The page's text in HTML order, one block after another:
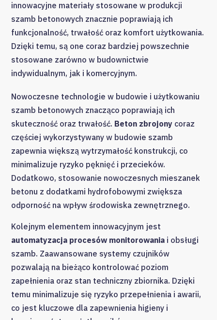
innowacyjne materiały stosowane w produkcji
szamb betonowych znacznie poprawiają ich
funkcjonalność, trwałość oraz komfort użytkowania.
Dzięki temu, są one coraz bardziej powszechnie
stosowane zarówno w budownictwie
indywidualnym, jak i komercyjnym.
Nowoczesne technologie w budowie i użytkowaniu
szamb betonowych znacząco poprawiają ich
skuteczność oraz trwałość. Beton zbrojony coraz
częściej wykorzystywany w budowie szamb
zapewnia większą wytrzymałość konstrukcji, co
minimalizuje ryzyko pęknięć i przecieków.
Dodatkowo, stosowanie nowoczesnych mieszanek
betonu z dodatkami hydrofobowymi zwiększa
odporność na wpływ środowiska zewnętrznego.
Kolejnym elementem innowacyjnym jest
automatyzacja procesów monitorowania i obsługi
szamb. Zaawansowane systemy czujników
pozwalają na bieżąco kontrolować poziom
zapełnienia oraz stan techniczny zbiornika. Dzięki
temu minimalizuje się ryzyko przepełnienia i awarii,
co jest kluczowe dla zapewnienia higieny i